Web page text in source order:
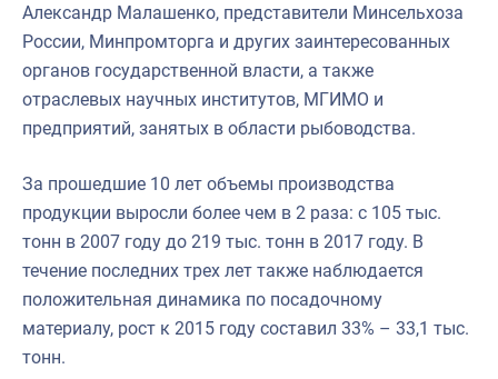
Александр Малашенко, представители Минсельхоза
России, Минпромторга и других заинтересованных
органов государственной власти, а также
отраслевых научных институтов, МГИМО и
предприятий, занятых в области рыбоводства.
За прошедшие 10 лет объемы производства
продукции выросли более чем в 2 раза: с 105 тыс.
тонн в 2007 году до 219 тыс. тонн в 2017 году. В
течение последних трех лет также наблюдается
положительная динамика по посадочному
материалу, рост к 2015 году составил 33% – 33,1 тыс.
тонн.